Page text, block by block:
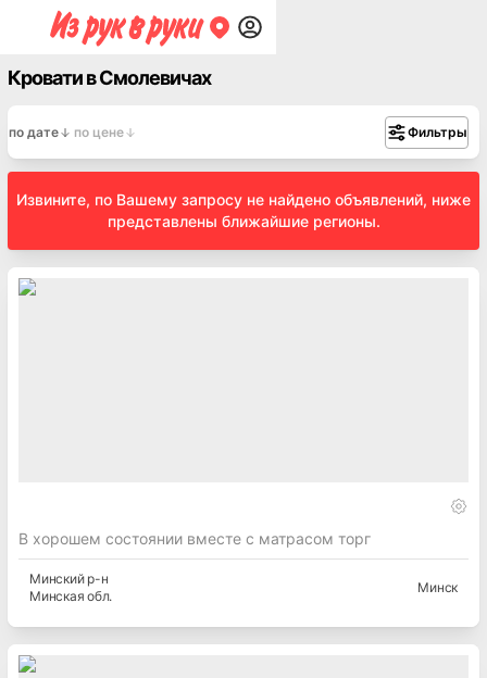
Кровати в Смолевичах
по дате по цене Фильтры
Извините, по Вашему запросу не найдено объявлений, ниже
представлены ближайшие регионы.
В хорошем состоянии вместе с матрасом торг
Минскийр-н
Минская обл.
Минск